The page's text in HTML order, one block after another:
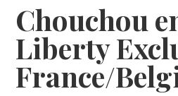
Chouchou
Liberty
France/